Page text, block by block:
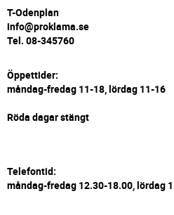
T-Odenplan
info@proklama.se
Tel. 08-345760
Öppettider:
måndag-fredag 11-18, lördag 11-16
Röda dagar stängt
Telefontid:
måndag-fredag 12.30-18.00, lördag